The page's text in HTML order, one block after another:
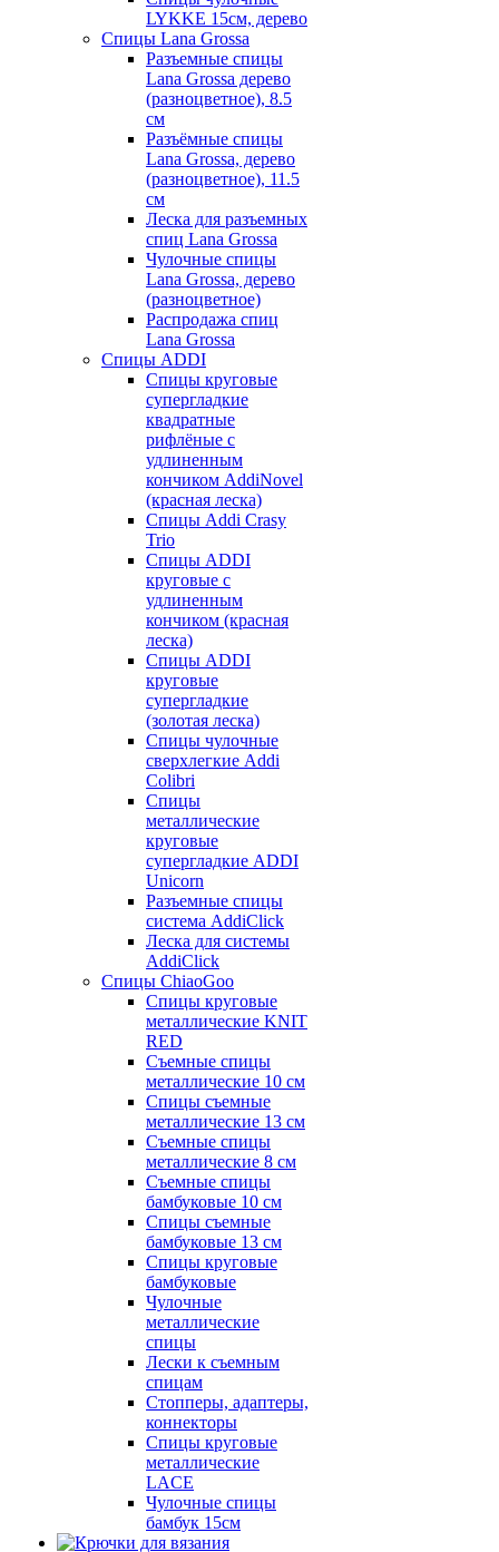
LYKKE 15см, дерево
Спицы Lana Grossa
Разъемные спицы
Lana Grossa дерево
(разноцветное), 8.5
см
Разъёмные спицы
Lana Grossa, дерево
(разноцветное), 11.5
см
Леска для разъемных
спиц Lana Grossa
Чулочные спицы
Lana Grossa, дерево
(разноцветное)
Распродажа спиц
Lana Grossa
Спицы ADDI
Спицы круговые
супергладкие
квадратные
рифлёные с
удлиненным
кончиком AddiNovel
(красная леска)
Спицы Addi Crasy
Trio
Спицы ADDI
круговые с
удлиненным
кончиком (красная
леска)
Спицы ADDI
круговые
супергладкие
(золотая леска)
Спицы чулочные
сверхлегкие Addi
Colibri
Спицы
металлические
круговые
супергладкие ADDI
Unicorn
Разъемные спицы
система AddiClick
Леска для системы
AddiClick
Спицы ChiaoGoo
Спицы круговые
металлические KNIT
RED
Съемные спицы
металлические 10 см
Спицы съемные
металлические 13 см
Съемные спицы
металлические 8 см
Съемные спицы
бамбуковые 10 см
Спицы съемные
бамбуковые 13 см
Спицы круговые
бамбуковые
Чулочные
металлические
спицы
Лески к съемным
спицам
Стопперы, адаптеры,
коннекторы
Спицы круговые
металлические
LACE
Чулочные спицы
бамбук 15см